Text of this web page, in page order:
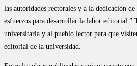
las autoridades rectorales y a la dedicación
esfuerzos para desarrollar la labor editorial.”
universitaria y al pueblo lector para que
editorial de la universidad.